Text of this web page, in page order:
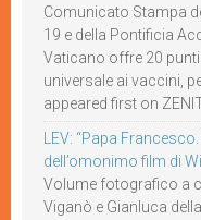
Comunicato Stampa
19 e della Pontificia
Vaticano offre 20
universale ai vaccini,
appeared first on
LEV: “Papa
dell’omonimo film di
Volume fotografico a
Viganò e Gianluca